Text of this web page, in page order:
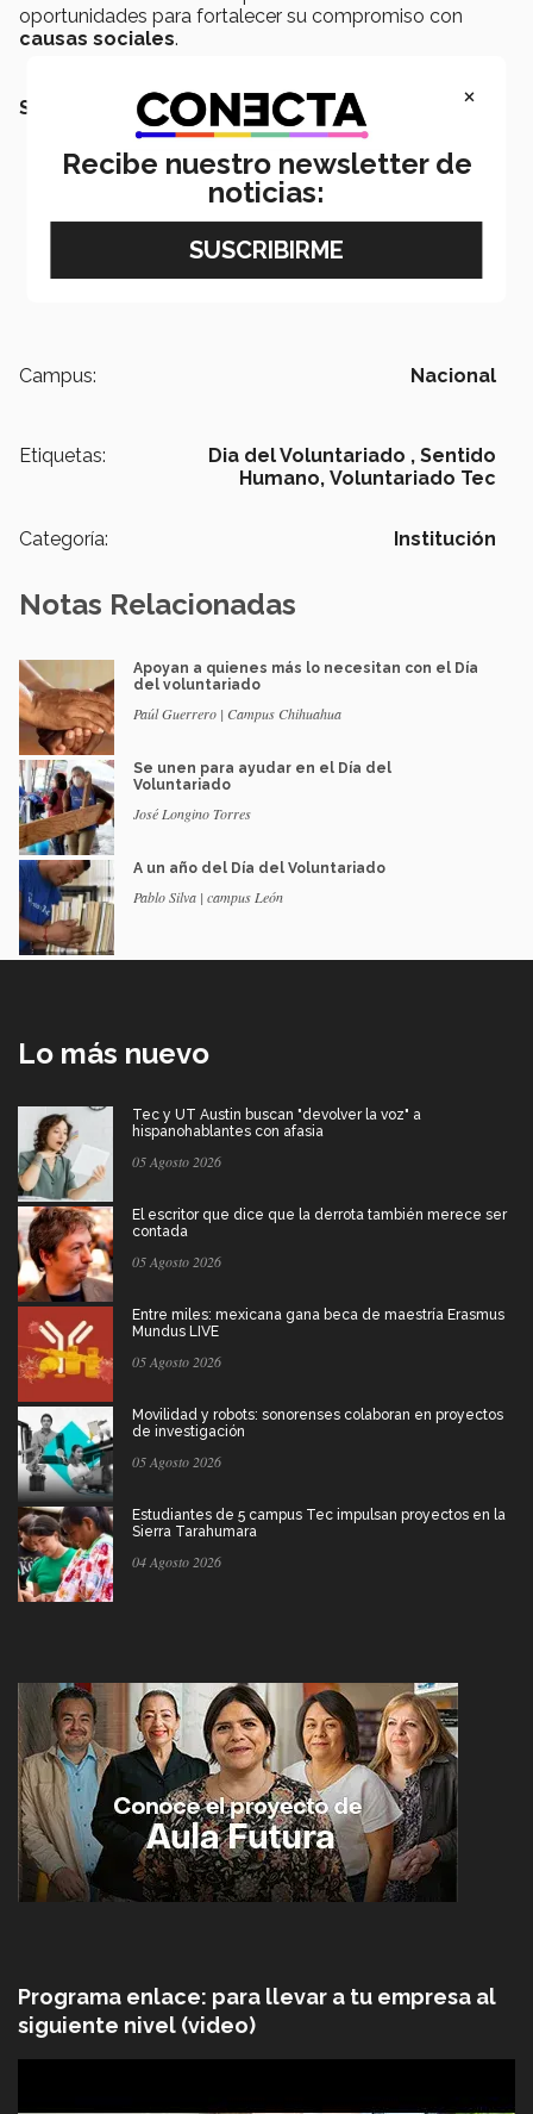
oportunidades para fortalecer su compromiso con
causas sociales.
SEGURO TAMBIÉN QUERRÁS LEER:
Campus: Nacional
Etiquetas: Dia del Voluntariado , Sentido
Humano, Voluntariado Tec
Categoría: Institución
Notas Relacionadas
Apoyan a quienes más lo necesitan con el Día
del voluntariado
Paúl Guerrero | Campus Chihuahua
Se unen para ayudar en el Día del
Voluntariado
José Longino Torres
A un año del Día del Voluntariado
Pablo Silva | campus León
Lo más nuevo
Tec y UT Austin buscan "devolver la voz" a
hispanohablantes con afasia
05 Agosto 2026
El escritor que dice que la derrota también merece ser
contada
05 Agosto 2026
Entre miles: mexicana gana beca de maestría Erasmus
Mundus LIVE
05 Agosto 2026
Movilidad y robots: sonorenses colaboran en proyectos
de investigación
05 Agosto 2026
Estudiantes de 5 campus Tec impulsan proyectos en la
Sierra Tarahumara
04 Agosto 2026
Programa enlace: para llevar a tu empresa al
siguiente nivel (video)
×
Recibe nuestro newsletter de
noticias: